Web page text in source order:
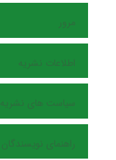
مرور
اطلاعات نشریه
سیاست های نشریه
راهنمای نویسندگان